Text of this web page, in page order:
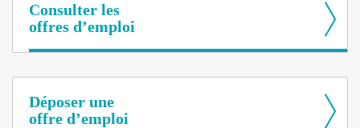
Consulter les
offres d’emploi
Déposer une
offre d’emploi